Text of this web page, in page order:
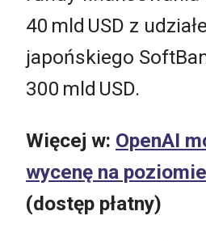
40 mld USD z
japońskiego
300 mld USD.
Więcej w: OpenAI
wycenę na
(dostęp płatny)